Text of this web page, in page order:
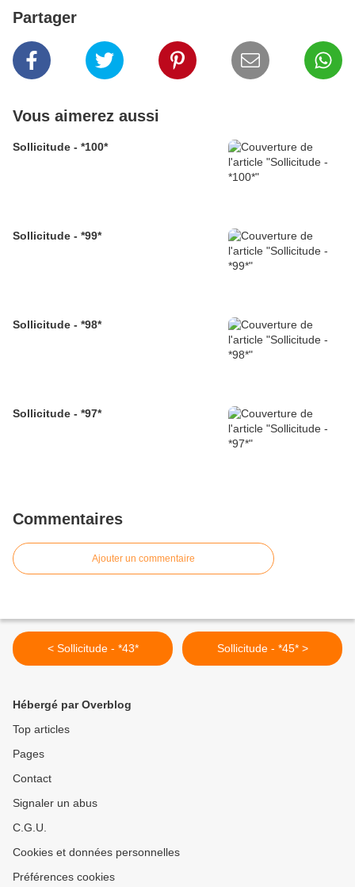
Partager
Vous aimerez aussi
Sollicitude - *100*
Sollicitude - *99*
Sollicitude - *98*
Sollicitude - *97*
Commentaires
Ajouter un commentaire
< Sollicitude - *43* Sollicitude - *45* >
Hébergé par Overblog
Top articles
Pages
Contact
Signaler un abus
C.G.U.
Cookies et données personnelles
Préférences cookies